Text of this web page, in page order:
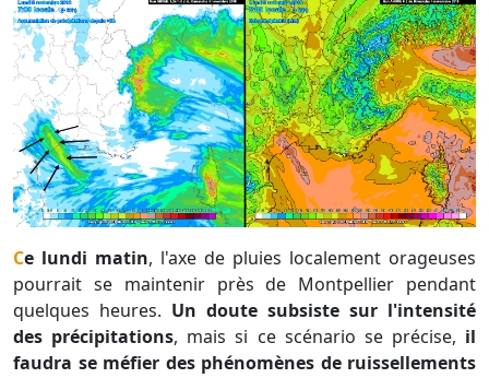
Ce lundi matin, l'axe de pluies localement orageuses
pourrait se maintenir près de Montpellier pendant
quelques heures. Un doute subsiste sur l'intensité
des précipitations, mais si ce scénario se précise, il
faudra se méfier des phénomènes de ruissellements